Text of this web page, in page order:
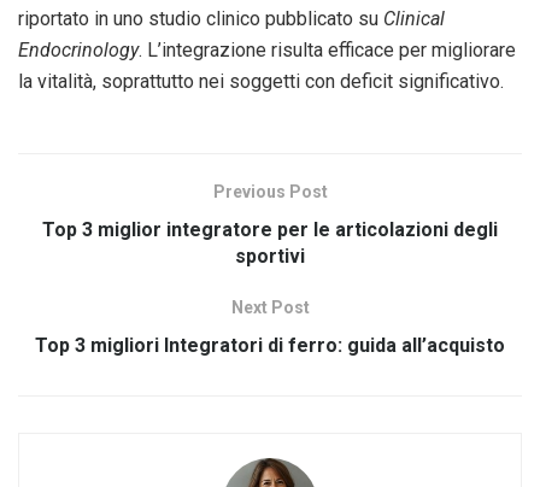
riportato in uno studio clinico pubblicato su Clinical
Endocrinology. L’integrazione risulta efficace per migliorare
la vitalità, soprattutto nei soggetti con deficit significativo.
Previous Post
Top 3 miglior integratore per le articolazioni degli
sportivi
Next Post
Top 3 migliori Integratori di ferro: guida all’acquisto